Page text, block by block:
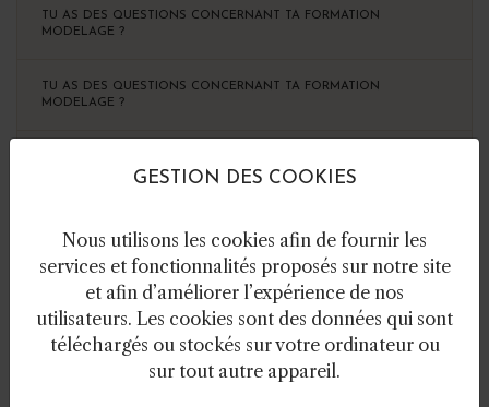
TU AS DES QUESTIONS CONCERNANT TA FORMATION
MODELAGE ?
TU AS DES QUESTIONS CONCERNANT TA FORMATION
MODELAGE ?
COULAGE/MOULAGE ?
MISHIMA/ZOGAN ?
TU AS DES QUESTIONS CONCERNANT TA FORMATION JUS
D'OXYDES ?
TU AS DES QUESTIONS CONCERNANT TA FORMATION
GESTION DES COOKIES
Nous utilisons les cookies afin de fournir les
services et fonctionnalités proposés sur notre site
et afin d’améliorer l’expérience de nos
utilisateurs. Les cookies sont des données qui sont
téléchargés ou stockés sur votre ordinateur ou
sur tout autre appareil.